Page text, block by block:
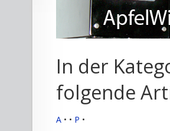
In der
folgende
A • • P •